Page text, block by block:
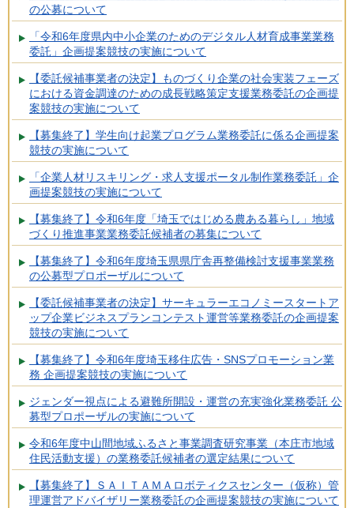
の公募について
「令和6年度県内中小企業のためのデジタル人材育成事業業務
委託」企画提案競技の実施について
【委託候補事業者の決定】ものづくり企業の社会実装フェーズ
における資金調達のための成長戦略策定支援業務委託の企画提
案競技の実施について
【募集終了】学生向け起業プログラム業務委託に係る企画提案
競技の実施について
「企業人材リスキリング・求人支援ポータル制作業務委託」企
画提案競技の実施について
【募集終了】令和6年度「埼玉ではじめる農ある暮らし」地域
づくり推進事業業務委託候補者の募集について
【募集終了】令和6年度埼玉県県庁舎再整備検討支援事業業務
の公募型プロポーザルについて
【委託候補事業者の決定】サーキュラーエコノミースタートア
ップ企業ビジネスプランコンテスト運営等業務委託の企画提案
競技の実施について
【募集終了】令和6年度埼玉移住広告・SNSプロモーション業
務 企画提案競技の実施について
ジェンダー視点による避難所開設・運営の充実強化業務委託 公
募型プロポーザルの実施について
令和6年度中山間地域ふるさと事業調査研究事業（本庄市地域
住民活動支援）の業務委託候補者の選定結果について
【募集終了】ＳＡＩＴＡＭＡロボティクスセンター（仮称）管
理運営アドバイザリー業務委託の企画提案競技の実施について